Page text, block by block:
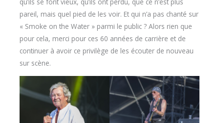
pareil, mais quel pied de les voir. Et qui n’a pas chanté sur
« Smoke on the Water » parmi le public ? Alors rien que
pour cela, merci pour ces 60 années de carrière et de
continuer à avoir ce privilège de les écouter de nouveau
sur scène.